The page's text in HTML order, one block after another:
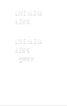
LIVE INDIA
NEWS
LIVE INDIA
NEWS
गुजरात